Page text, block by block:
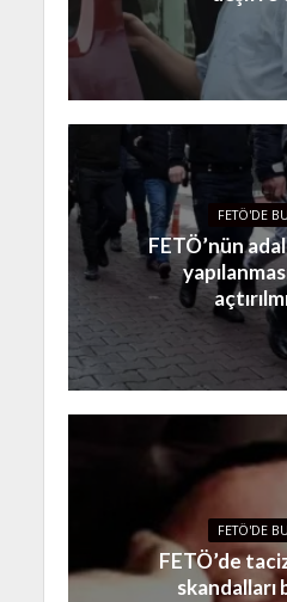
FETÖ'DE
FETÖ’nün
FETÖ'DE
FETÖ’de